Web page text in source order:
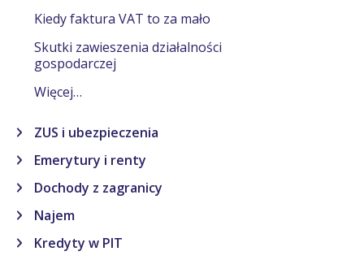
Kiedy faktura VAT to za mało
Skutki zawieszenia działalności
gospodarczej
Więcej…
ZUS i ubezpieczenia
Emerytury i renty
Dochody z zagranicy
Najem
Kredyty w PIT